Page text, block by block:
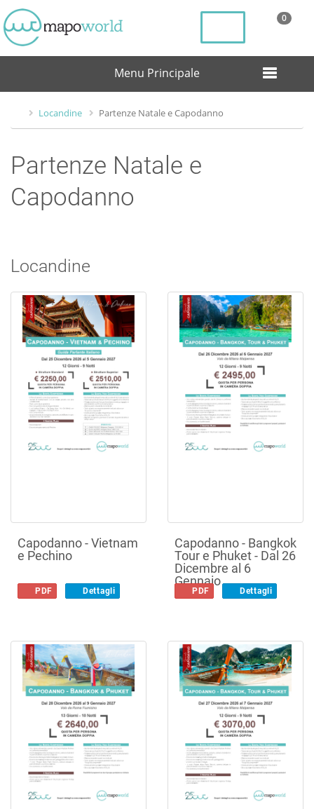
0
Menu Principale
Locandine Partenze Natale e Capodanno
Partenze Natale e
Capodanno
Locandine
Capodanno - Vietnam
e Pechino
PDF Dettagli
Capodanno - Bangkok
Tour e Phuket - Dal 26
Dicembre al 6
Gennaio
PDF Dettagli